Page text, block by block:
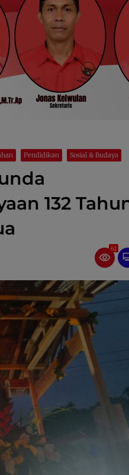
Pendidikan Sosial & Budaya
132
62